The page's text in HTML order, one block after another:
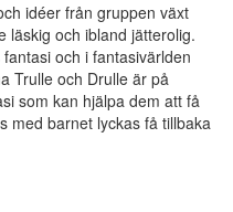
idéer från gruppen växt
läskig och ibland jätterolig.
och i fantasivärlden
Trulle och Drulle är på
som kan hjälpa dem att få
med barnet lyckas få tillbaka